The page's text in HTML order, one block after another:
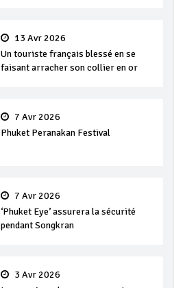
13 Avr 2026
Un touriste français blessé en se
faisant arracher son collier en or
7 Avr 2026
Phuket Peranakan Festival
7 Avr 2026
‘Phuket Eye’ assurera la sécurité
pendant Songkran
3 Avr 2026